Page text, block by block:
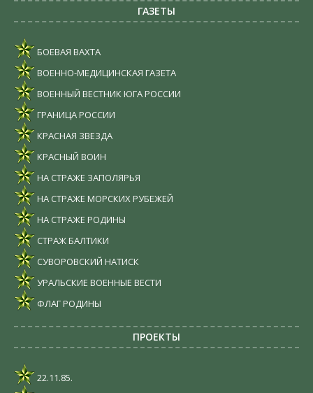
ГАЗЕТЫ
БОЕВАЯ ВАХТА
ВОЕННО-МЕДИЦИНСКАЯ ГАЗЕТА
ВОЕННЫЙ ВЕСТНИК ЮГА РОССИИ
ГРАНИЦА РОССИИ
КРАСНАЯ ЗВЕЗДА
КРАСНЫЙ ВОИН
НА СТРАЖЕ ЗАПОЛЯРЬЯ
НА СТРАЖЕ МОРСКИХ РУБЕЖЕЙ
НА СТРАЖЕ РОДИНЫ
СТРАЖ БАЛТИКИ
СУВОРОВСКИЙ НАТИСК
УРАЛЬСКИЕ ВОЕННЫЕ ВЕСТИ
ФЛАГ РОДИНЫ
ПРОЕКТЫ
22.11.85.